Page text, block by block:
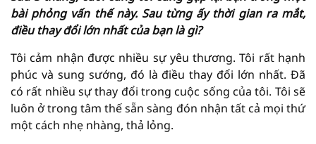
bài phỏng vấn thế này. Sau từng ấy thời gian ra mắt,
điều thay đổi lớn nhất của bạn là gì?
Tôi cảm nhận được nhiều sự yêu thương. Tôi rất hạnh
phúc và sung sướng, đó là điều thay đổi lớn nhất. Đã
có rất nhiều sự thay đổi trong cuộc sống của tôi. Tôi sẽ
luôn ở trong tâm thế sẵn sàng đón nhận tất cả mọi thứ
một cách nhẹ nhàng, thả lỏng.